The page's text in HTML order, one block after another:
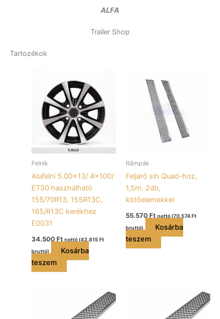
ALFA
Trailer Shop
Tartozékok
Felnik
Alufelni 5.00×13/ 4×100/
ET30 használható
155/70R13, 155R13C,
165/R13C kerékhez
E0031
34.500Ft nettó (43.815Ft
bruttó)
Kosárba
teszem
Rámpák
Feljáró sín Quad-hoz,
1,5m, 2db,
kötőelemekkel
55.570Ft nettó (70.574Ft
bruttó)
Kosárba
teszem